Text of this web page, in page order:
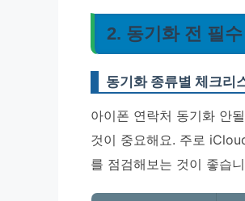
2. 동기화 전 필
동기화 종류별 체크리
아이폰 연락처 동기화 안
것이 중요해요. 주로
를 점검해보는 것이 좋습